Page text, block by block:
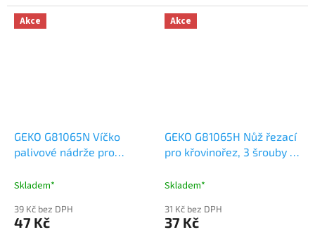
Akce
GEKO G81065N Víčko
palivové nádrže pro
Skladem*
39 Kč bez DPH
47 Kč
Akce
GEKO G81065H Nůž řezací
pro křovinořez, 3 šrouby v
Skladem*
31 Kč bez DPH
37 Kč